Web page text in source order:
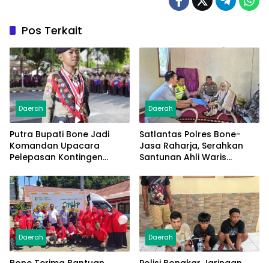
Pos Terkait
Daerah
Putra Bupati Bone Jadi
Komandan Upacara
Pelepasan Kontingen
Daerah
Satlantas Polres Bone-
Jasa Raharja, Serahkan
Santunan Ahli Waris
Rp50 Juta
Daerah Daerah